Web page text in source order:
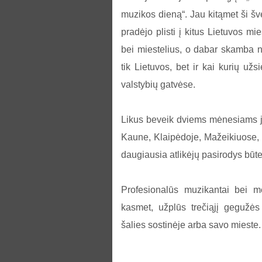
muzikos dieną“. Jau kitąmet ši
pradėjo plisti į kitus Lietuvos
bei miestelius, o dabar skamba
tik Lietuvos, bet ir kai kurių
valstybių gatvėse.
Likus beveik dviems
Kaune, Klaipėdoje,
daugiausia atlikėjų pasirodys
Profesionalūs muzikantai bei
kasmet, užplūs trečiąjį
šalies sostinėje arba savo mieste.